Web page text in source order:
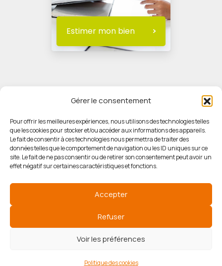
Gérer le consentement
Pour offrir les meilleures expériences, nous utilisons des technologies telles
que les cookies pour stocker et/ou accéder aux informations des appareils.
Le fait de consentir à ces technologies nous permettra de traiter des
données telles que le comportement de navigation ou les ID uniques sur ce
site. Le fait de ne pas consentir ou de retirer son consentement peut avoir un
effet négatif sur certaines caractéristiques et fonctions.
Accepter
Refuser
Voir les préférences
Politique des cookies
Estimer mon bien
© HORIZON IMMOBILIER
Mentions légales
Politique des cookies